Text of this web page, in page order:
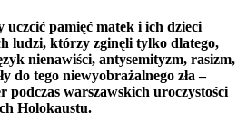
uczcić pamięć matek i ich dzieci
ludzi, którzy zginęli tylko dlatego,
nienawiści, antysemityzm, rasizm,
do tego niewyobrażalnego zła –
podczas warszawskich uroczystości
Holokaustu.